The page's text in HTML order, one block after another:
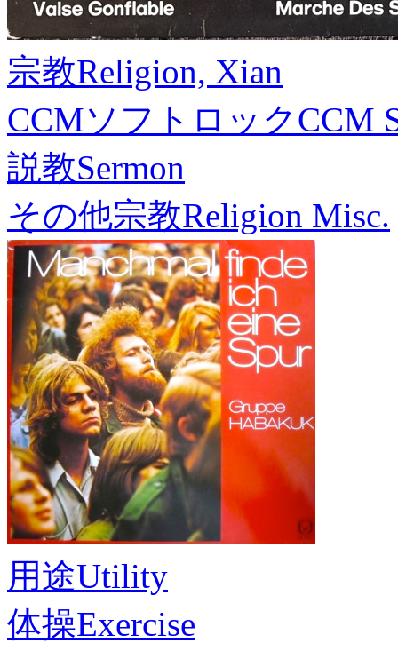
宗教Religion, Xian
CCMソフトロックCCM
説教Sermon
その他宗教Religion Misc.
用途Utility
体操Exercise